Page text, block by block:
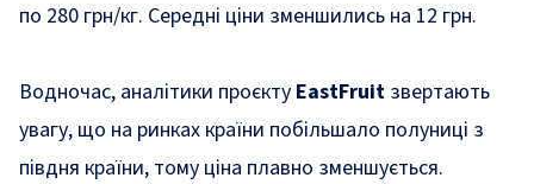
по 280 грн/кг. Середні ціни зменшились на 12 грн.
Водночас, аналітики проєкту EastFruit звертають
увагу, що на ринках країни побільшало полуниці з
півдня країни, тому ціна плавно зменшується.